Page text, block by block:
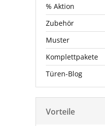
% Aktion
Zubehör
Muster
Komplettpakete
Türen-Blog
Vorteile